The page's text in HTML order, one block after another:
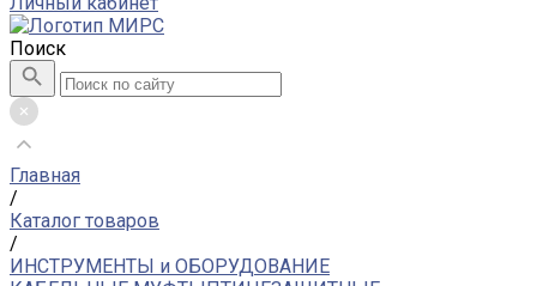
Поиск
Главная
/
Каталог товаров
/
ИНСТРУМЕНТЫ и ОБОРУДОВАНИЕ